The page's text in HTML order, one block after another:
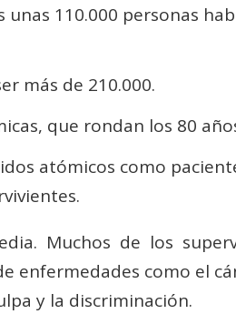
110.000 personas
más de 210.000.
que rondan los 80
atómicos como
Muchos de los
enfermedades como el
y la discriminación.